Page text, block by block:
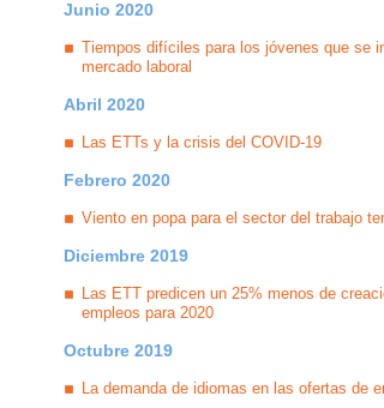
Junio 2020
Tiempos difíciles para los jóvenes que se
mercado laboral
Abril 2020
Las ETTs y la crisis del COVID-19
Febrero 2020
Viento en popa para el sector del trabajo
Diciembre 2019
Las ETT predicen un 25% menos de
empleos para 2020
Octubre 2019
La demanda de idiomas en las ofertas de